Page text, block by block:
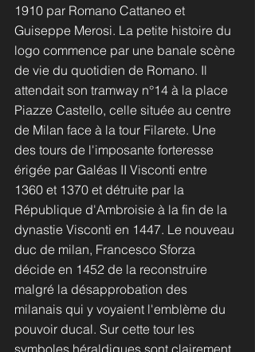
1910 par Romano Cattaneo et
Guiseppe Merosi. La petite histoire du
logo commence par une banale scène
de vie du quotidien de Romano. Il
attendait son tramway n°14 à la place
Piazze Castello, celle située au centre
de Milan face à la tour Filarete. Une
des tours de l'imposante forteresse
érigée par Galéas II Visconti entre
1360 et 1370 et détruite par la
République d'Ambroisie à la fin de la
dynastie Visconti en 1447. Le nouveau
duc de milan, Francesco Sforza
décide en 1452 de la reconstruire
malgré la désapprobation des
milanais qui y voyaient l'emblème du
pouvoir ducal. Sur cette tour les